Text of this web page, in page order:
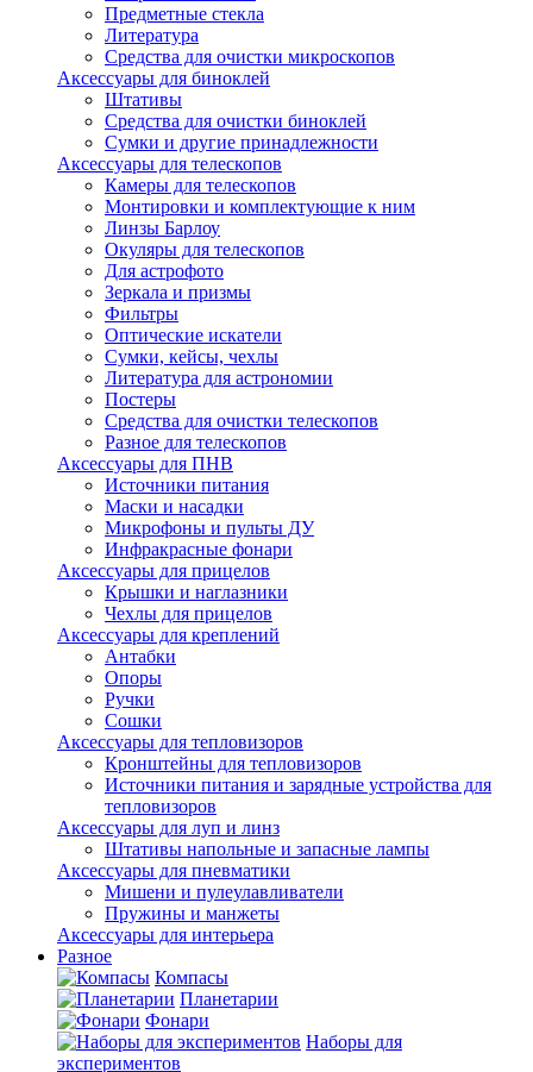
Предметные стекла
Литература
Средства для очистки микроскопов
Аксессуары для биноклей
Штативы
Средства для очистки биноклей
Сумки и другие принадлежности
Аксессуары для телескопов
Камеры для телескопов
Монтировки и комплектующие к ним
Линзы Барлоу
Окуляры для телескопов
Для астрофото
Зеркала и призмы
Фильтры
Оптические искатели
Сумки, кейсы, чехлы
Литература для астрономии
Постеры
Средства для очистки телескопов
Разное для телескопов
Аксессуары для ПНВ
Источники питания
Маски и насадки
Микрофоны и пульты ДУ
Инфракрасные фонари
Аксессуары для прицелов
Крышки и наглазники
Чехлы для прицелов
Аксессуары для креплений
Антабки
Опоры
Ручки
Сошки
Аксессуары для тепловизоров
Кронштейны для тепловизоров
Источники питания и зарядные устройства для
тепловизоров
Аксессуары для луп и линз
Штативы напольные и запасные лампы
Аксессуары для пневматики
Мишени и пулеулавливатели
Пружины и манжеты
Аксессуары для интерьера
Разное
Компасы
Планетарии
Фонари
Наборы для
экспериментов